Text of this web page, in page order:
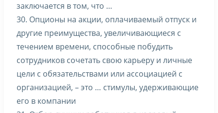
заключается в том, что …
30. Опционы на акции, оплачиваемый отпуск и
другие преимущества, увеличивающиеся с
течением времени, способные побудить
сотрудников сочетать свою карьеру и личные
цели с обязательствами или ассоциацией с
организацией, – это … стимулы, удерживающие
его в компании